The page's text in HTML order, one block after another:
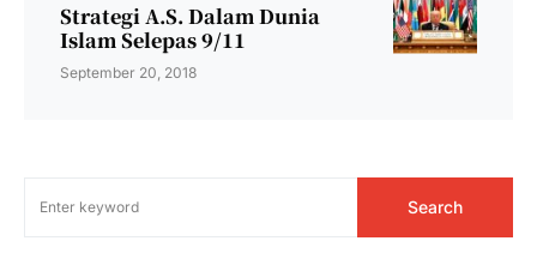
Strategi A.S. Dalam Dunia
Islam Selepas 9/11
September 20, 2018
Search